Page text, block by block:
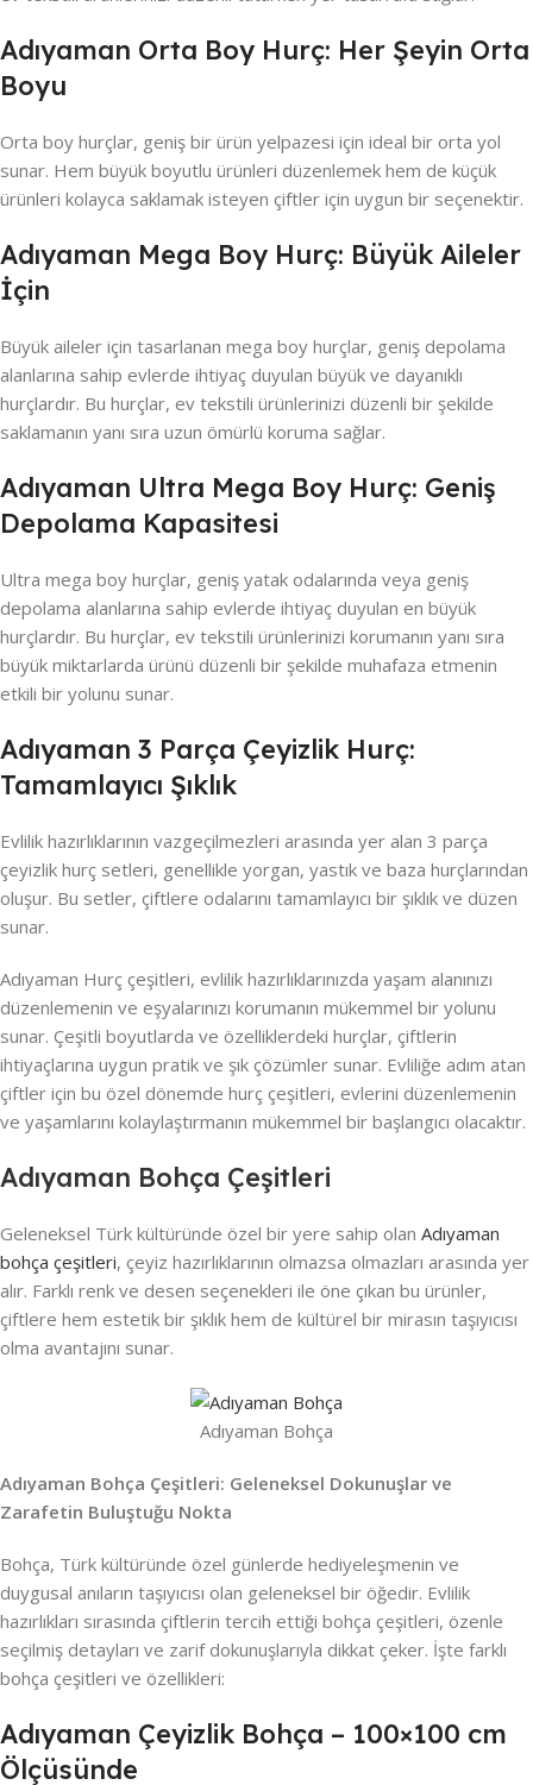
Adıyaman Orta Boy Hurç: Her Şeyin Orta
Boyu
Orta boy hurçlar, geniş bir ürün yelpazesi için ideal bir orta yol
sunar. Hem büyük boyutlu ürünleri düzenlemek hem de küçük
ürünleri kolayca saklamak isteyen çiftler için uygun bir seçenektir.
Adıyaman Mega Boy Hurç: Büyük Aileler
İçin
Büyük aileler için tasarlanan mega boy hurçlar, geniş depolama
alanlarına sahip evlerde ihtiyaç duyulan büyük ve dayanıklı
hurçlardır. Bu hurçlar, ev tekstili ürünlerinizi düzenli bir şekilde
saklamanın yanı sıra uzun ömürlü koruma sağlar.
Adıyaman Ultra Mega Boy Hurç: Geniş
Depolama Kapasitesi
Ultra mega boy hurçlar, geniş yatak odalarında veya geniş
depolama alanlarına sahip evlerde ihtiyaç duyulan en büyük
hurçlardır. Bu hurçlar, ev tekstili ürünlerinizi korumanın yanı sıra
büyük miktarlarda ürünü düzenli bir şekilde muhafaza etmenin
etkili bir yolunu sunar.
Adıyaman 3 Parça Çeyizlik Hurç:
Tamamlayıcı Şıklık
Evlilik hazırlıklarının vazgeçilmezleri arasında yer alan 3 parça
çeyizlik hurç setleri, genellikle yorgan, yastık ve baza hurçlarından
oluşur. Bu setler, çiftlere odalarını tamamlayıcı bir şıklık ve düzen
sunar.
Adıyaman Hurç çeşitleri, evlilik hazırlıklarınızda yaşam alanınızı
düzenlemenin ve eşyalarınızı korumanın mükemmel bir yolunu
sunar. Çeşitli boyutlarda ve özelliklerdeki hurçlar, çiftlerin
ihtiyaçlarına uygun pratik ve şık çözümler sunar. Evliliğe adım atan
çiftler için bu özel dönemde hurç çeşitleri, evlerini düzenlemenin
ve yaşamlarını kolaylaştırmanın mükemmel bir başlangıcı olacaktır.
Adıyaman Bohça Çeşitleri
Geleneksel Türk kültüründe özel bir yere sahip olan Adıyaman
bohça çeşitleri, çeyiz hazırlıklarının olmazsa olmazları arasında yer
alır. Farklı renk ve desen seçenekleri ile öne çıkan bu ürünler,
çiftlere hem estetik bir şıklık hem de kültürel bir mirasın taşıyıcısı
olma avantajını sunar.
Adıyaman Bohça
Adıyaman Bohça Çeşitleri: Geleneksel Dokunuşlar ve
Zarafetin Buluştuğu Nokta
Bohça, Türk kültüründe özel günlerde hediyeleşmenin ve
duygusal anıların taşıyıcısı olan geleneksel bir öğedir. Evlilik
hazırlıkları sırasında çiftlerin tercih ettiği bohça çeşitleri, özenle
seçilmiş detayları ve zarif dokunuşlarıyla dikkat çeker. İşte farklı
bohça çeşitleri ve özellikleri:
Adıyaman Çeyizlik Bohça – 100×100 cm
Ölçüsünde